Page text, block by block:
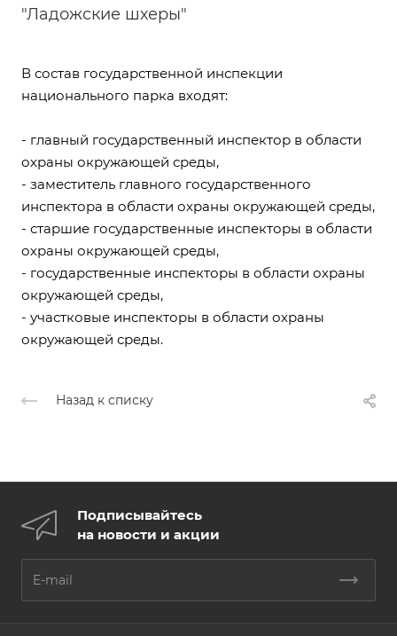
"Ладожские шхеры"
В состав государственной инспекции
национального парка входят:
- главный государственный инспектор в области
охраны окружающей среды,
- заместитель главного государственного
инспектора в области охраны окружающей среды,
- старшие государственные инспекторы в области
охраны окружающей среды,
- государственные инспекторы в области охраны
окружающей среды,
- участковые инспекторы в области охраны
окружающей среды.
Назад к списку
Подписывайтесь
на новости и акции